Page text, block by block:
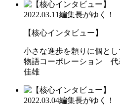
2022.03.11編集長がゆく！
【核心インタビュー】
小さな進歩を頼りに個と
物語コーポレーション
佳雄
2022.03.04編集長がゆく！